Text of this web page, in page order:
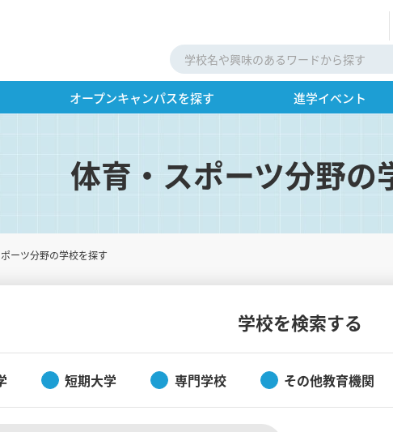
オープンキャンパスを探す 進学イベント
体育・スポーツ分野の
ーツ分野の学校を探す
学校を検索する
短期大学 専門学校 その他教育機関